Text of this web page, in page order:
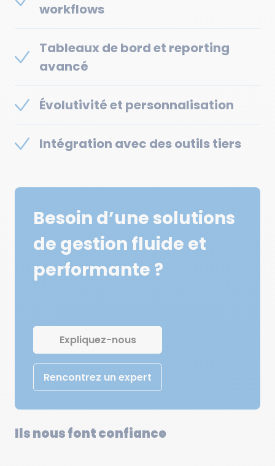
workflows
Tableaux de bord et reporting
avancé
Évolutivité et personnalisation
Intégration avec des outils tiers
Besoin d’une solutions
de gestion fluide et
performante ?
Expliquez-nous
Rencontrez un expert
Ils nous font confiance